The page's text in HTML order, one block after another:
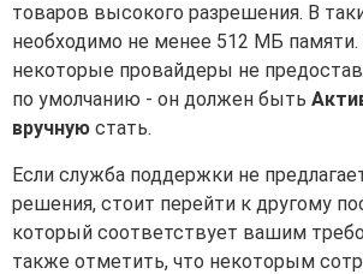
товаров высокого разрешения. В
необходимо не менее 512 МБ памяти.
некоторые провайдеры не
по умолчанию - он должен быть
вручную стать.
Если служба поддержки не
решения, стоит перейти к другому
который соответствует вашим
также отметить, что некоторым